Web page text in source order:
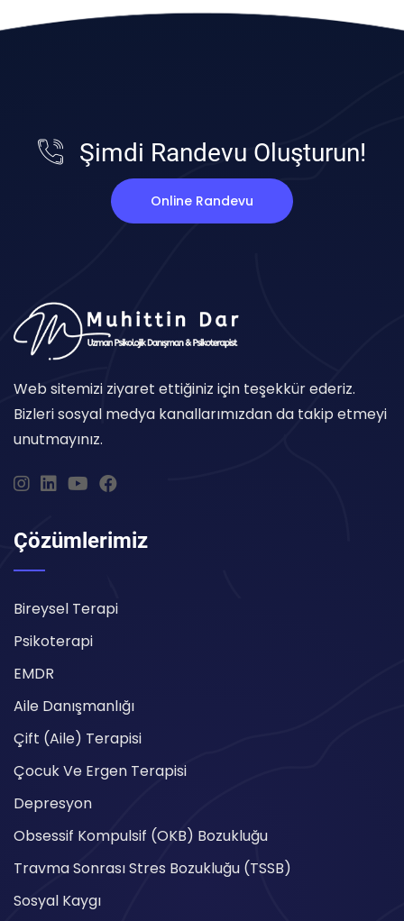
Şimdi Randevu Oluşturun!
Online Randevu
Web sitemizi ziyaret ettiğiniz için teşekkür ederiz.
Bizleri sosyal medya kanallarımızdan da takip etmeyi
unutmayınız.
Çözümlerimiz
Bireysel Terapi
Psikoterapi
EMDR
Aile Danışmanlığı
Çift (Aile) Terapisi
Çocuk Ve Ergen Terapisi
Depresyon
Obsessif Kompulsif (OKB) Bozukluğu
Travma Sonrası Stres Bozukluğu (TSSB)
Sosyal Kaygı